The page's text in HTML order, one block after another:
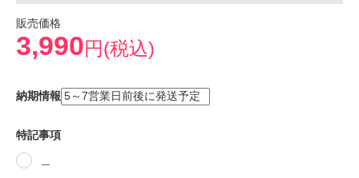
販売価格
3,990円(税込)
納期情報
特記事項